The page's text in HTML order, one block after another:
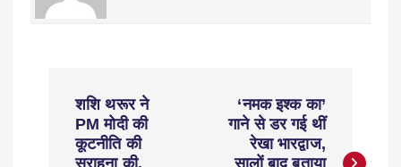
शशि थरूर ने
PM मोदी की
कूटनीति की
सराहना की,
‘नमक इश्क का’
गाने से डर गई थीं
रेखा भारद्वाज,
सालों बाद बताया